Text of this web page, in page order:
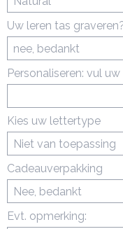
Uw leren tas
Personaliseren: vul
Kies uw lettertype
Cadeauverpakking
Evt. opmerking: